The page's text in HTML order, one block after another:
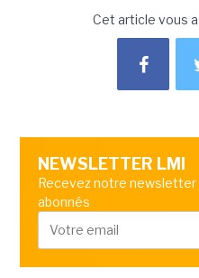
Cet article vous a
NEWSLETTER LMI
Recevez notre
abonnés